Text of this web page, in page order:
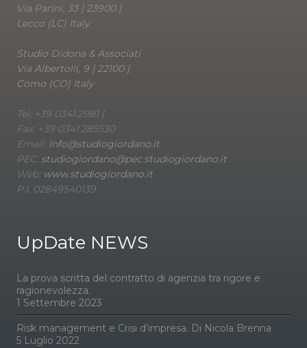
Via Parini, 33 | 23900 |
Lecco (LC) Italy
Studio Didona & Associati
Via Albertolli, 9 | 22100 |
Como (CO) Italy
Tel: +39 0341.2981 |
Fax: +39 0341.285530
Email: info@studiogiordano.it
PEC: studiogiordano@pec.studiogiordano.it
Web: www.studiogiordano.it
P.I. 02849540139
UpDate NEWS
La prova scritta del contratto di agenzia tra rigore e
ragionevolezza.
1 Settembre 2023
Risk management e Crisi d’impresa. Di Nicola Brenna
5 Luglio 2022